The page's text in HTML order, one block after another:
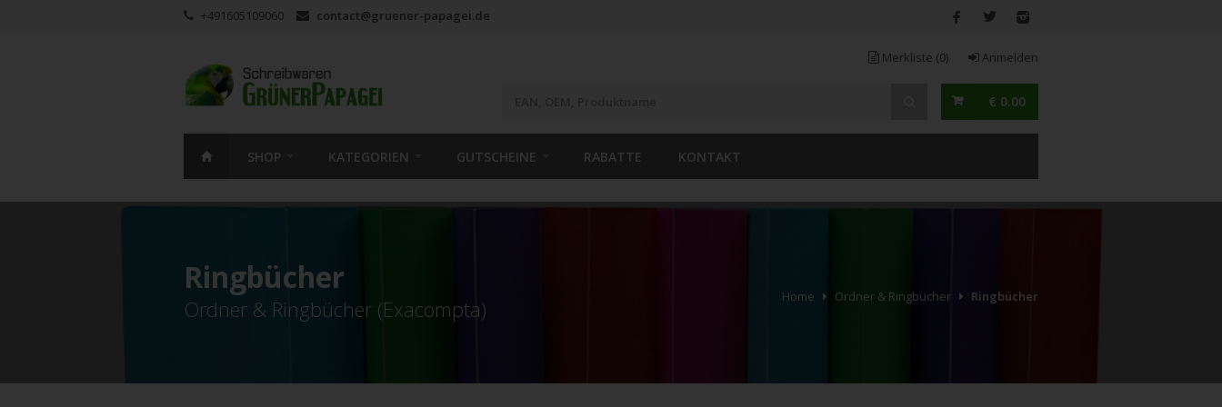
+491605109060 contact@gruener-papagei.de
Merkliste (0) Anmelden
€ 0.00
SHOP KATEGORIEN GUTSCHEINE RABATTE KONTAKT
Ringbücher
Ordner & Ringbücher (Exacompta) Home Ordner & Ringbücher Ringbücher